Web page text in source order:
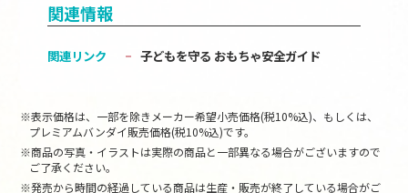
関連情報
関連リンク 子どもを守る おもちゃ安全ガイド
※表示価格は、一部を除きメーカー希望小売価格(税10%込)、もしくは、
プレミアムバンダイ販売価格(税10%込)です。
※商品の写真・イラストは実際の商品と一部異なる場合がございますので
ご了承ください。
※発売から時間の経過している商品は生産・販売が終了している場合がご